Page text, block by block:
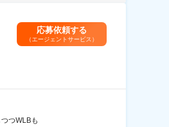
応募依頼する
（エージェントサービス）
つWLBも